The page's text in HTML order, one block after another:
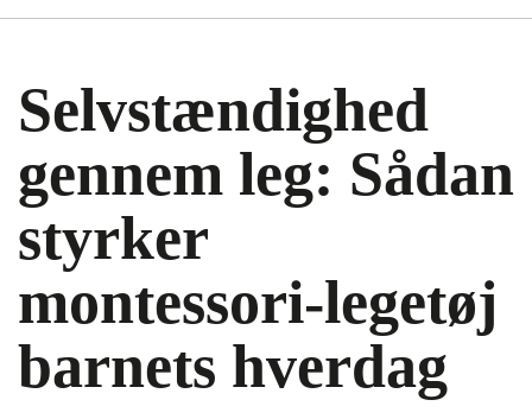
Selvstændighed
gennem leg: Sådan
styrker
montessori-legetøj
barnets hverdag